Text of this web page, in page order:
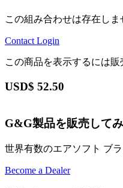
この組み合わせは存在しま
Contact Login
この商品を表示するには販
USD$ 52.50
G&G製品を販売して
世界有数のエアソフト ブ
Become a Dealer